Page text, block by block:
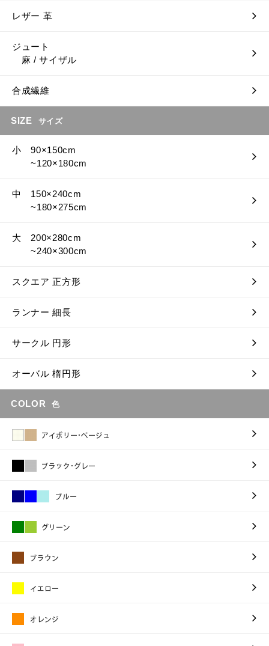
レザー 革
ジュート
麻 / サイザル
合成繊維
SIZE サイズ
小 90×150cm
~120×180cm
中 150×240cm
~180×275cm
大 200×280cm
~240×300cm
スクエア 正方形
ランナー 細長
サークル 円形
オーバル 楕円形
COLOR 色